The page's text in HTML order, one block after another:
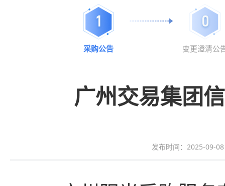
1
采购公告
0
变更澄清公
广州交易集团
发布时间：2025-09-